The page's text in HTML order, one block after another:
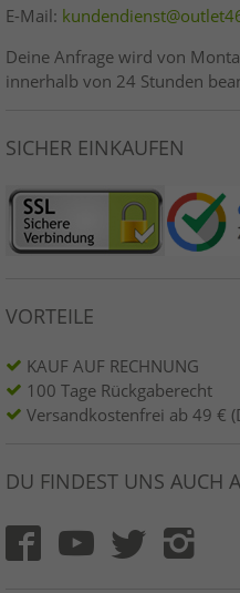
E-Mail:
Deine Anfrage wird von
innerhalb von 24 Stunden
SICHER EINKAUFEN
VORTEILE
KAUF AUF RECHNUNG
100 Tage Rückgaberecht
Versandkostenfrei ab 49 €
DU FINDEST UNS AUCH